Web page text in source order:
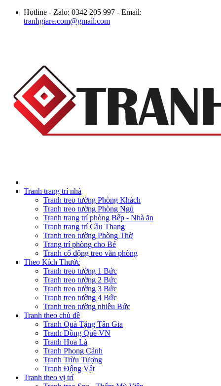
Hotline - Zalo: 0342 205 997 - Email:
tranhgiare.com@gmail.com
Tranh trang trí nhà
Tranh treo tường Phòng Khách
Tranh treo tường Phòng Ngủ
Tranh trang trí phòng Bếp - Nhà ăn
Tranh trang trí Cầu Thang
Tranh treo tường Phòng Thờ
Trang trí phòng cho Bé
Tranh cổ động treo văn phòng
Theo Kích Thước
Tranh treo tường 1 Bức
Tranh treo tường 2 Bức
Tranh treo tường 3 Bức
Tranh treo tường 4 Bức
Tranh treo tường nhiều Bức
Tranh theo chủ đề
Tranh Quà Tặng Tân Gia
Tranh Đồng Quê VN
Tranh Hoa Lá
Tranh Phong Cảnh
Tranh Trừu Tượng
Tranh Động Vật
Tranh theo vị trí